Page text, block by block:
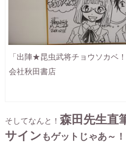
「出陣★昆虫武将チョウソカベ
会社秋田書店
そしてなんと！ 森田先生直
サイン もゲットじゃあ～！